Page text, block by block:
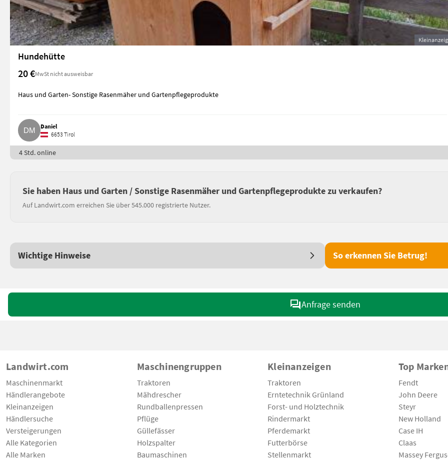
Hundehütte
20 €MwSt nicht ausweisbar
Haus und Garten- Sonstige Rasenmäher und Gartenpflegeprodukte
Daniel
6653 Tirol
4 Std. online
Sie haben Haus und Garten / Sonstige Rasenmäher und Gartenpflegeprodukte zu verkaufen?
Auf Landwirt.com erreichen Sie über 545.000 registrierte Nutzer.
Wichtige Hinweise So erkennen Sie Betrug!
Anfrage senden
Landwirt.com
Maschinenmarkt
Händlerangebote
Kleinanzeigen
Händlersuche
Versteigerungen
Alle Kategorien
Alle Marken
Maschinengruppen
Traktoren
Mähdrescher
Rundballenpressen
Pflüge
Güllefässer
Holzspalter
Baumaschinen
Kleinanzeigen
Traktoren
Erntetechnik Grünland
Forst- und Holztechnik
Rindermarkt
Pferdemarkt
Futterbörse
Stellenmarkt
Top
Fendt
John Deere
Steyr
New Holland
Case IH
Claas
Massey